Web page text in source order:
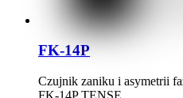
FK-14P
Czujnik zaniku i asymetrii
FK-14P TENSE